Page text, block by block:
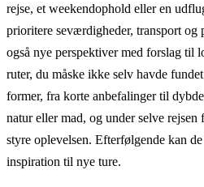
rejse, et weekendophold eller en
prioritere seværdigheder, transport og
også nye perspektiver med forslag til
ruter, du måske ikke selv havde
former, fra korte anbefalinger til
natur eller mad, og under selve rejsen
styre oplevelsen. Efterfølgende kan
inspiration til nye ture.